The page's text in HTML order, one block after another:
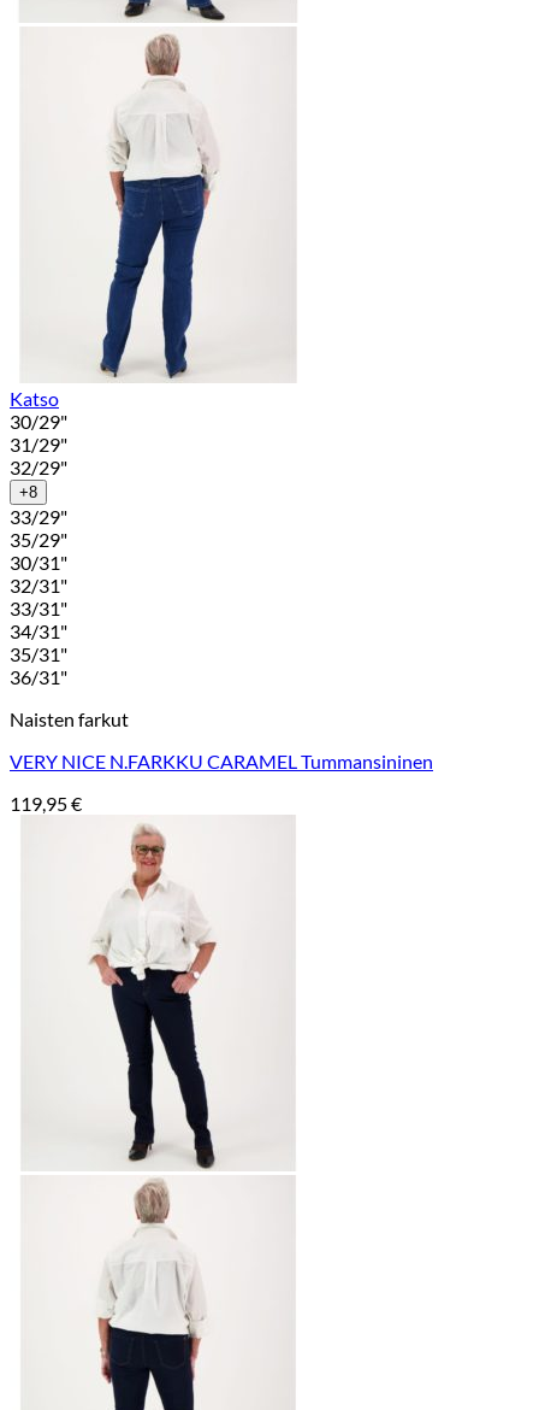
Katso
30/29"
31/29"
32/29"
+8
33/29"
35/29"
30/31"
32/31"
33/31"
34/31"
35/31"
36/31"
Naisten farkut
VERY NICE N.FARKKU CARAMEL Tummansininen
119,95€